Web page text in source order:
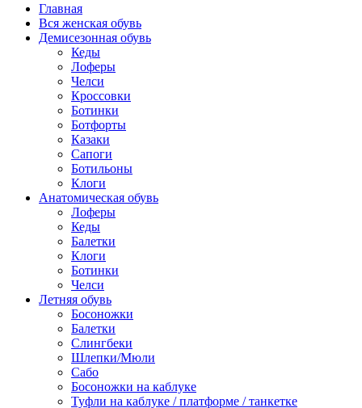
Главная
Вся женская обувь
Демисезонная обувь
Кеды
Лоферы
Челси
Кроссовки
Ботинки
Ботфорты
Казаки
Сапоги
Ботильоны
Клоги
Анатомическая обувь
Лоферы
Кеды
Балетки
Клоги
Ботинки
Челси
Летняя обувь
Босоножки
Балетки
Слингбеки
Шлепки/Мюли
Сабо
Босоножки на каблуке
Туфли на каблуке / платформе / танкетке